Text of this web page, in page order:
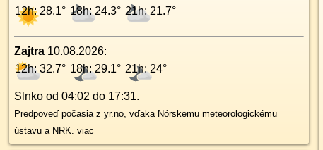
12h: 28.1° 18h: 24.3° 21h: 21.7°
Zajtra 10.08.2026:
12h: 32.7° 18h: 29.1° 21h: 24°
Slnko od 04:02 do 17:31.
Predpoveď počasia z yr.no, vďaka Nórskemu meteorologickému
ústavu a NRK. viac